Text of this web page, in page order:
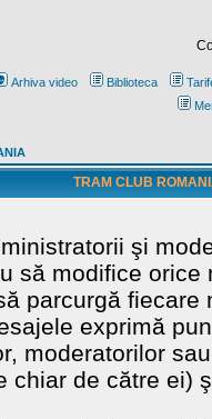
Arhiva video Biblioteca
TRAM CLUB
şi
să modifice
parcurgă
exprimă
moderatorilor
chiar de către ei)